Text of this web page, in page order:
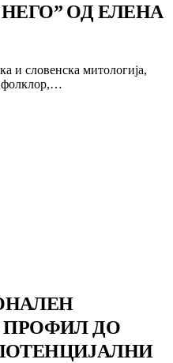
ОД ЕЛЕНА
и словенска митологија,
фолклор,…
ПРОФИЛ ДО